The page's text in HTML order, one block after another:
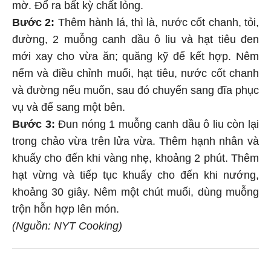
mờ. Đổ ra bất kỳ chất lỏng.
Bước 2: Thêm hành lá, thì là, nước cốt chanh, tỏi,
đường, 2 muỗng canh dầu ô liu và hạt tiêu đen
mới xay cho vừa ăn; quăng kỹ để kết hợp. Nêm
nếm và điều chỉnh muối, hạt tiêu, nước cốt chanh
và đường nếu muốn, sau đó chuyển sang đĩa phục
vụ và để sang một bên.
Bước 3:Đun nóng 1 muỗng canh dầu ô liu còn lại
trong chảo vừa trên lửa vừa. Thêm hạnh nhân và
khuấy cho đến khi vàng nhẹ, khoảng 2 phút. Thêm
hạt vừng và tiếp tục khuấy cho đến khi nướng,
khoảng 30 giây. Nêm một chút muối, dùng muỗng
trộn hỗn hợp lên món.
(Nguồn: NYT Cooking)